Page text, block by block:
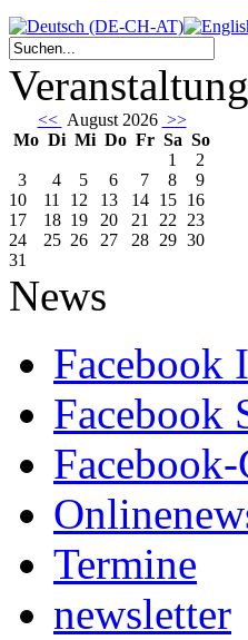
<< August 2026 >>
Mo Di Mi Do Fr Sa So
1
2
3
4 5 6 7 8
9
10
11 12 13 14 15 16
17
18 19 20 21 22 23
24
25 26 27 28 29 30
31
News
Facebook
Facebook
Termine
newsletter